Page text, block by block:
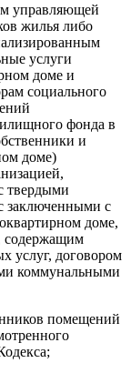
управляющей
жилья либо
услуги
доме и
социального
фонда в
и
доме)
твердыми
заключенными с
доме,
содержащим
услуг, договором
коммунальными
помещений